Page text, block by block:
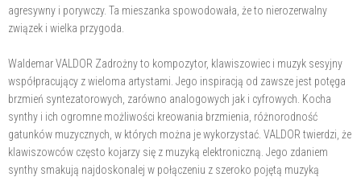
agresywny i porywczy. Ta mieszanka spowodowała, że to nierozerwalny
związek i wielka przygoda.
Waldemar VALDOR Zadrożny to kompozytor, klawiszowiec i muzyk sesyjny
współpracujący z wieloma artystami. Jego inspiracją od zawsze jest potęga
brzmień syntezatorowych, zarówno analogowych jak i cyfrowych. Kocha
synthy i ich ogromne możliwości kreowania brzmienia, różnorodność
gatunków muzycznych, w których można je wykorzystać. VALDOR twierdzi, że
klawiszowców często kojarzy się z muzyką elektroniczną. Jego zdaniem
synthy smakują najdoskonalej w połączeniu z szeroko pojętą muzyką